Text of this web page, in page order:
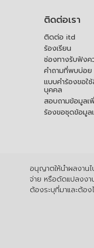
ติดต่อเรา
ติดต่อ itd
ร้องเรียน
ช่องทางรับฟังค
คำถามที่พบบ่อย
แบบคำร้องขอใ
บุคคล
สอบถามข้อมูลเ
ร้องขอชุดข้อมู
อนุญาตให้นำผลงานไ
จ่าย หรือดัดแปลงงา
ต้องระบุที่มาและต้อง